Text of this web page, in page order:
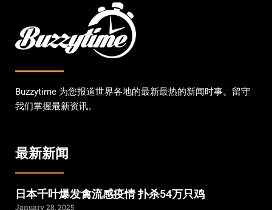
Buzzytime 为您报道世界各地的最新最热的新闻时事。留守
我们掌握最新资讯。
最新新闻
日本千叶爆发禽流感疫情 扑杀54万只鸡
January 28, 2025